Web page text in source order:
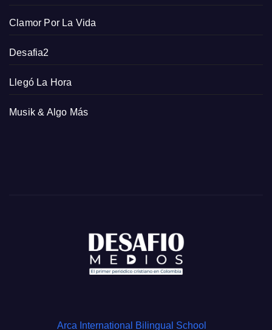
Clamor Por La Vida
Desafia2
Llegó La Hora
Musik & Algo Más
Arca International Bilingual School